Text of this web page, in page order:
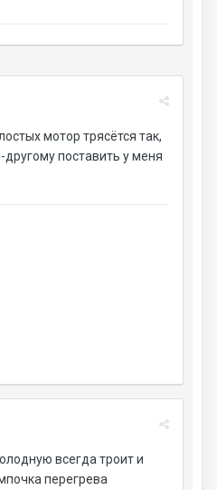
мотор трясётся так,
поставить у меня
всегда троит и
перегрева